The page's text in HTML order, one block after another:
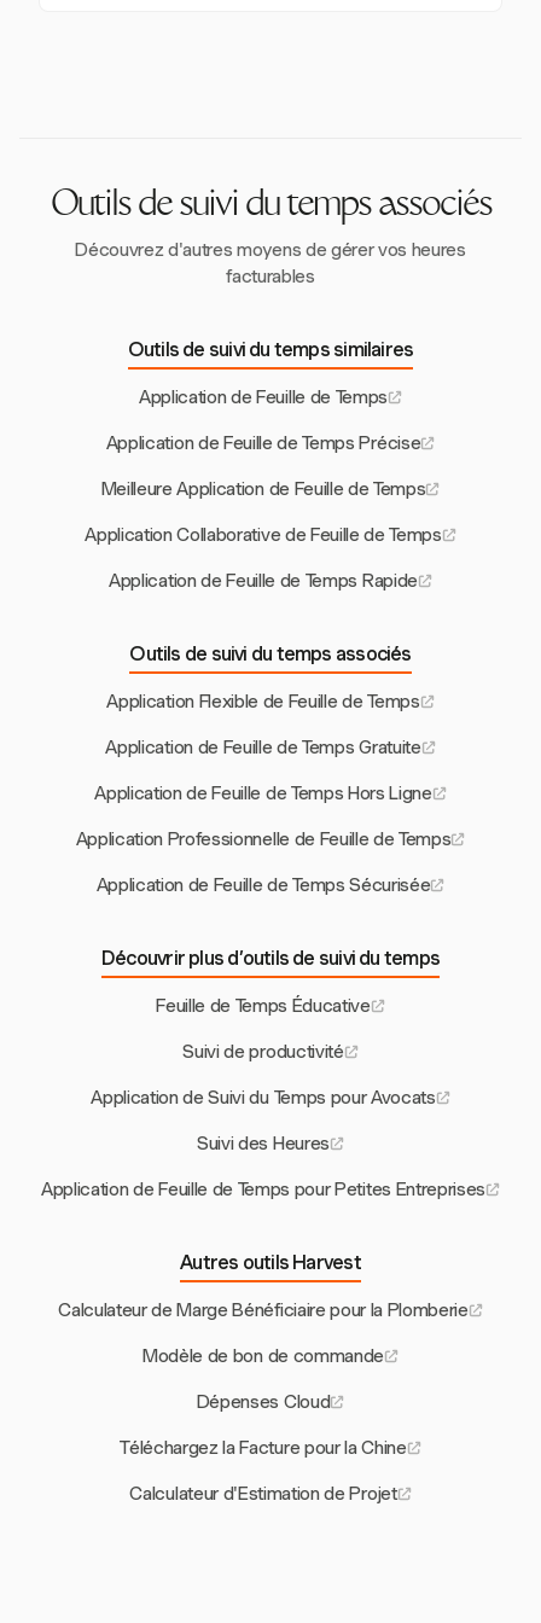
Outils de suivi du temps associés
Découvrez d'autres moyens de gérer vos heures
facturables
Outils de suivi du temps similaires
Application de Feuille de Temps
Application de Feuille de Temps Précise
Meilleure Application de Feuille de Temps
Application Collaborative de Feuille de Temps
Application de Feuille de Temps Rapide
Outils de suivi du temps associés
Application Flexible de Feuille de Temps
Application de Feuille de Temps Gratuite
Application de Feuille de Temps Hors Ligne
Application Professionnelle de Feuille de Temps
Application de Feuille de Temps Sécurisée
Découvrir plus d’outils de suivi du temps
Feuille de Temps Éducative
Suivi de productivité
Application de Suivi du Temps pour Avocats
Suivi des Heures
Application de Feuille de Temps pour Petites Entreprises
Autres outils Harvest
Calculateur de Marge Bénéficiaire pour la Plomberie
Modèle de bon de commande
Dépenses Cloud
Téléchargez la Facture pour la Chine
Calculateur d'Estimation de Projet